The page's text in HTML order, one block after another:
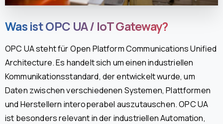
Was ist OPC UA / IoT Gateway?
OPC UA steht für Open Platform Communications Unified
Architecture. Es handelt sich um einen industriellen
Kommunikationsstandard, der entwickelt wurde, um
Daten zwischen verschiedenen Systemen, Plattformen
und Herstellern interoperabel auszutauschen. OPC UA
ist besonders relevant in der industriellen Automation,